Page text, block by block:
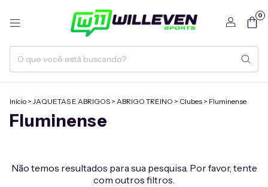
0
Início > JAQUETAS E ABRIGOS > ABRIGO TREINO > Clubes > Fluminense
Fluminense
Não temos resultados para sua pesquisa. Por favor, tente
com outros filtros.